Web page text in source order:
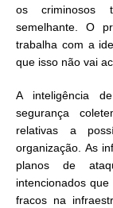
os
semelhante. O
trabalha com a
que isso não vai
A inteligência
segurança
relativas a
organização. As
planos de
intencionados
fracos na